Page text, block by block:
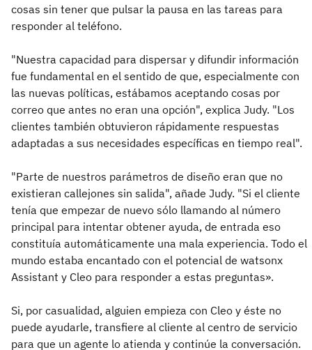
cosas sin tener que pulsar la pausa en las tareas para
responder al teléfono.
"Nuestra capacidad para dispersar y difundir información
fue fundamental en el sentido de que, especialmente con
las nuevas políticas, estábamos aceptando cosas por
correo que antes no eran una opción", explica Judy. "Los
clientes también obtuvieron rápidamente respuestas
adaptadas a sus necesidades específicas en tiempo real".
"Parte de nuestros parámetros de diseño eran que no
existieran callejones sin salida", añade Judy. "Si el cliente
tenía que empezar de nuevo sólo llamando al número
principal para intentar obtener ayuda, de entrada eso
constituía automáticamente una mala experiencia. Todo el
mundo estaba encantado con el potencial de watsonx
Assistant y Cleo para responder a estas preguntas».
Si, por casualidad, alguien empieza con Cleo y éste no
puede ayudarle, transfiere al cliente al centro de servicio
para que un agente lo atienda y continúe la conversación.